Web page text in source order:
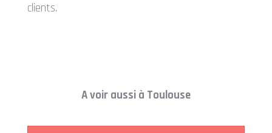
clients.
A voir aussi à Toulouse